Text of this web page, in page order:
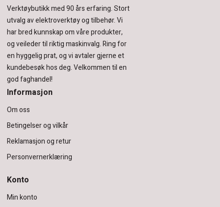
Verktøybutikk med 90 års erfaring.Stort
utvalg av elektroverktøy og tilbehør.Vi
har bred kunnskap om våre produkter,
og veileder til riktig maskinvalg. Ring for
en hyggelig prat, og vi avtaler gjerne et
kundebesøk hos deg.Velkommen til en
god faghandel!
Informasjon
Om oss
Betingelser og vilkår
Reklamasjon og retur
Personvernerklæring
Konto
Min konto